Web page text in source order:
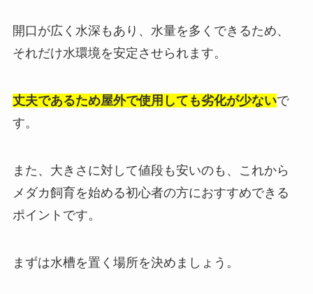
開口が広く水深もあり、水量を多くできるため、
それだけ水環境を安定させられます。
丈夫であるため屋外で使用しても劣化が少ないで
す。
また、大きさに対して値段も安いのも、これから
メダカ飼育を始める初心者の方におすすめできる
ポイントです。
まずは水槽を置く場所を決めましょう。